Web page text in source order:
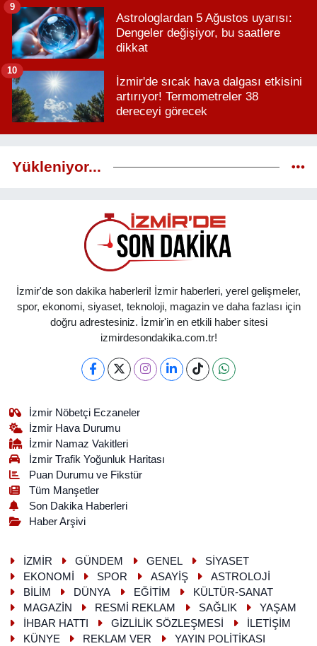
Astrologlardan 5 Ağustos uyarısı:
Dengeler değişiyor, bu saatlere
dikkat
9
İzmir'de sıcak hava dalgası etkisini
artırıyor! Termometreler 38
dereceyi görecek
10
Yükleniyor...
İzmir'de son dakika haberleri! İzmir haberleri, yerel gelişmeler,
spor, ekonomi, siyaset, teknoloji, magazin ve daha fazlası için
doğru adrestesiniz. İzmir'in en etkili haber sitesi
izmirdesondakika.com.tr!
İzmir Nöbetçi Eczaneler
İzmir Hava Durumu
İzmir Namaz Vakitleri
İzmir Trafik Yoğunluk Haritası
Puan Durumu ve Fikstür
Tüm Manşetler
Son Dakika Haberleri
Haber Arşivi
İZMİR GÜNDEM GENEL
SİYASET
EKONOMİ
SPOR ASAYİŞ
ASTROLOJİ
BİLİM
DÜNYA EĞİTİM
KÜLTÜR-SANAT
MAGAZİN
RESMİ REKLAM SAĞLIK
YAŞAM
İHBAR HATTI
GİZLİLİK SÖZLEŞMESİ
İLETİŞİM
KÜNYE
REKLAM VER YAYIN POLİTİKASI